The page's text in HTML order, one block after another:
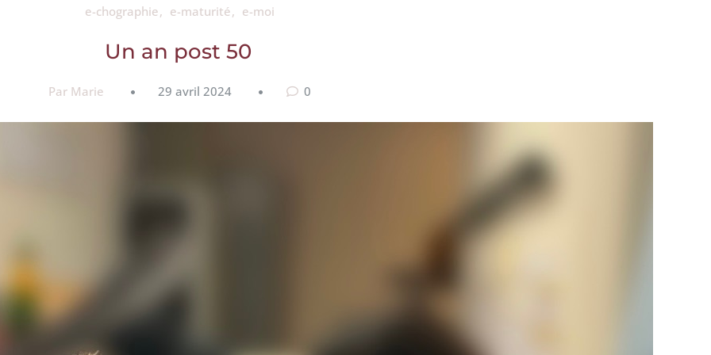
e-chographie e-maturité e-moi
Un an post 50
Par Marie 29 avril 2024 0